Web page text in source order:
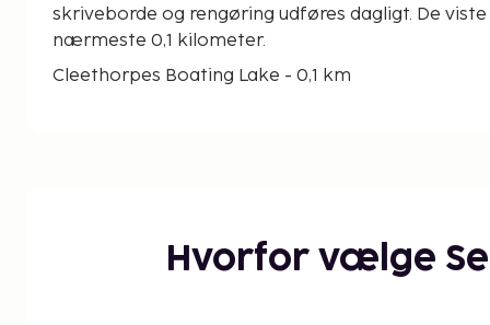
skriveborde og rengøring udføres dagligt. De
nærmeste 0,1 kilometer.
Cleethorpes Boating Lake - 0,1 km
Grimsby Fishing Heritage Centre - 6,9 km
Hvorfor vælge